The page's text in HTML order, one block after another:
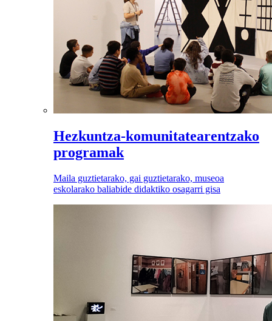
Hezkuntza-komunitatearentzako
programak
Maila guztietarako, gai guztietarako, museoa
eskolarako baliabide didaktiko osagarri gisa